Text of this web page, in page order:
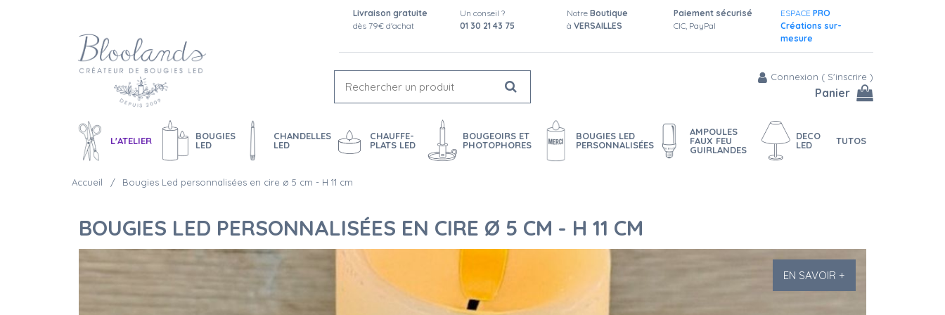
Livraison gratuite
dès 79€ d'achat
Un conseil ?
01 30 21 43 75
Notre Boutique
à VERSAILLES
Paiement sécurisé
CIC, PayPal
ESPACE PRO
Créations sur-
mesure
Connexion ( S'inscrire )
Panier
L'ATELIER
BOUGIES
LED
CHANDELLES
LED
CHAUFFE-
PLATS LED
BOUGEOIRS ET
PHOTOPHORES
BOUGIES LED
PERSONNALISÉES
AMPOULES
FAUX FEU
GUIRLANDES
DECO
LED
TUTOS
Accueil Bougies Led personnalisées en cire ø 5 cm - H 11 cm
BOUGIES LED PERSONNALISÉES EN CIRE Ø 5 CM - H 11 CM
EN SAVOIR +